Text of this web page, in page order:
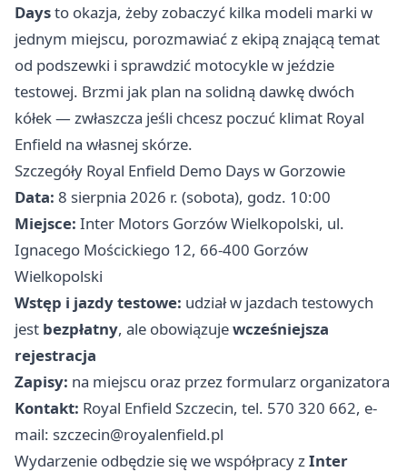
Daysto okazja, żeby zobaczyć kilka modeli marki w
jednym miejscu, porozmawiać z ekipą znającą temat
od podszewki i sprawdzić motocykle w jeździe
testowej. Brzmi jak plan na solidną dawkę dwóch
kółek — zwłaszcza jeśli chcesz poczuć klimat Royal
Enfield na własnej skórze.
Szczegóły Royal Enfield Demo Days w Gorzowie
Data: 8 sierpnia 2026 r. (sobota), godz. 10:00
Miejsce: Inter Motors Gorzów Wielkopolski, ul.
Ignacego Mościckiego 12, 66-400 Gorzów
Wielkopolski
Wstęp i jazdy testowe: udział w jazdach testowych
jest bezpłatny, ale obowiązujewcześniejsza
rejestracja
Zapisy: na miejscu oraz przez formularz organizatora
Kontakt: Royal Enfield Szczecin, tel. 570 320 662, e-
mail: szczecin@royalenfield.pl
Wydarzenie odbędzie się we współpracy zInter